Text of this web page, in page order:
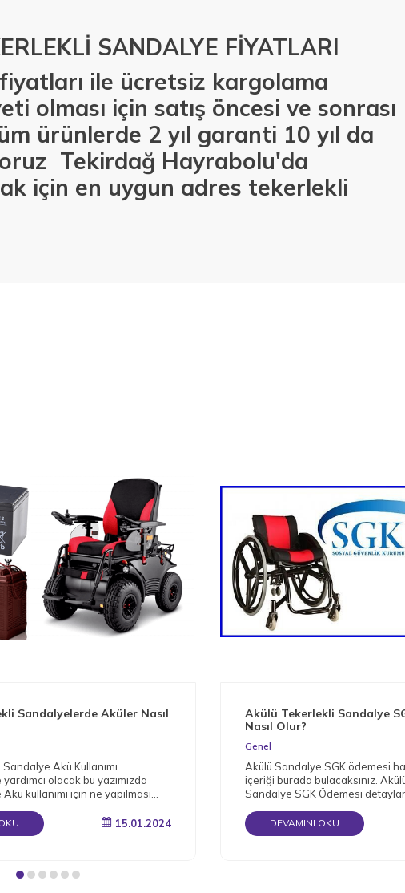
SANDALYE FİYATLARI
ile ücretsiz kargolama
olması için satış öncesi ve sonrası
ürünlerde 2 yıl garanti 10 yıl da
Tekirdağ Hayrabolu'da
için en uygun adres tekerlekli
Sandalyelerde Aküler Nasıl
Akü Kullanımı
olacak bu yazımızda
kullanımı için ne yapılması
15.01.2024
Akülü Tekerlekli Sandalye
Nasıl Olur?
Genel
Akülü Sandalye SGK ödemesi
içeriği burada bulacaksınız.
Sandalye SGK Ödemesi detayları
DEVAMINI OKU